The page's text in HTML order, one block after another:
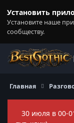
Установить
Установите наше
сообществу.
Главная
30 июля в 00-